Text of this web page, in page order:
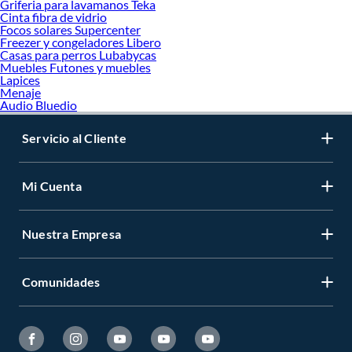
Griferia para lavamanos Teka
Cinta fibra de vidrio
Focos solares Supercenter
Freezer y congeladores Libero
Casas para perros Lubabycas
Muebles Futones y muebles
Lapices
Menaje
Audio Bluedio
Servicio al Cliente
Mi Cuenta
Nuestra Empresa
Comunidades